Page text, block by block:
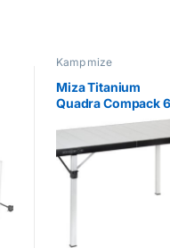
Kamp mize
Miza Titanium
Quadra Compack 6